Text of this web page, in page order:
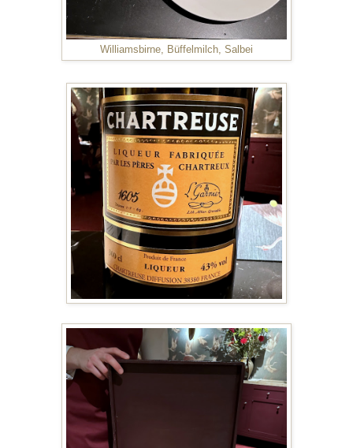
Williamsbirne, Büffelmilch, Salbei